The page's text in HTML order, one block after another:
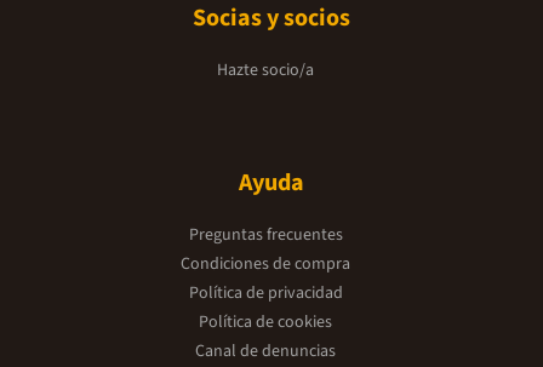
Socias y socios
Hazte socio/a
Ayuda
Preguntas frecuentes
Condiciones de compra
Política de privacidad
Política de cookies
Canal de denuncias